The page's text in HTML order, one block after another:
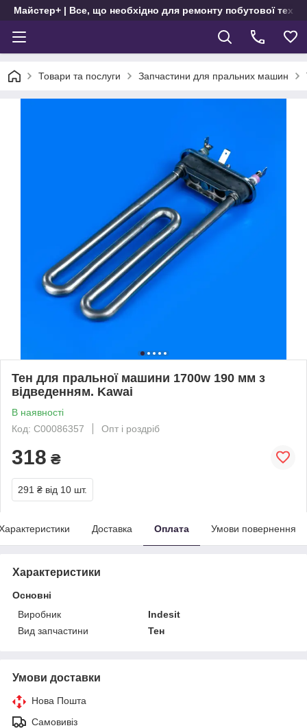
Майстер+ | Все, що необхідно для ремонту побутової
Товари та послуги Запчастини для пральних машин
Тен для пральної машини 1700w 190 мм з
відведенням. Kawai
В наявності
Код: C00086357
Опт і роздріб
318 ₴
291 ₴ від 10 шт.
Доставка Оплата Умови повернення
Характеристики
Основні
Виробник
Indesit
Вид запчастини
Тен
Умови доставки
Нова Пошта
Самовивіз